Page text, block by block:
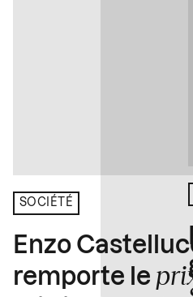
SOCIÉTÉ
Enzo
remporte le